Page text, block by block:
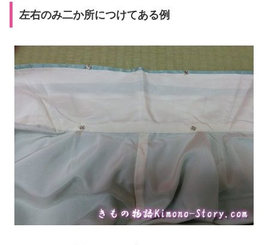
左右のみ二か所につけてある例